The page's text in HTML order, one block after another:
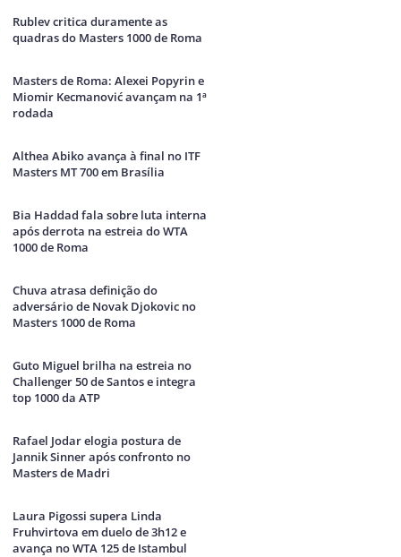
Rublev critica duramente as
quadras do Masters 1000 de Roma
Masters de Roma: Alexei Popyrin e
Miomir Kecmanović avançam na 1ª
rodada
Althea Abiko avança à final no ITF
Masters MT 700 em Brasília
Bia Haddad fala sobre luta interna
após derrota na estreia do WTA
1000 de Roma
Chuva atrasa definição do
adversário de Novak Djokovic no
Masters 1000 de Roma
Guto Miguel brilha na estreia no
Challenger 50 de Santos e integra
top 1000 da ATP
Rafael Jodar elogia postura de
Jannik Sinner após confronto no
Masters de Madri
Laura Pigossi supera Linda
Fruhvirtova em duelo de 3h12 e
avança no WTA 125 de Istambul